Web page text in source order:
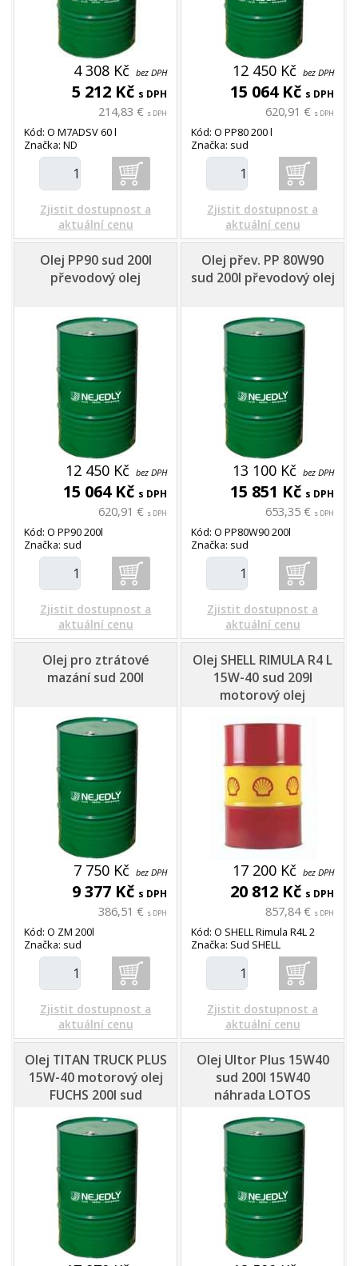
4 308 Kč bez DPH
5 212 Kč s DPH
214,83 € s DPH
Kód: O M7ADSV 60 l
Značka: ND
Zjistit dostupnost a
aktuální cenu
12 450 Kč bez DPH
15 064 Kč s DPH
620,91 € s DPH
Kód: O PP80 200 l
Značka: sud
Zjistit dostupnost a
aktuální cenu
Olej PP90 sud 200l
převodový olej
12 450 Kč bez DPH
15 064 Kč s DPH
620,91 € s DPH
Kód: O PP90 200l
Značka: sud
Zjistit dostupnost a
aktuální cenu
Olej přev. PP 80W90
sud 200l převodový olej
13 100 Kč bez DPH
15 851 Kč s DPH
653,35 € s DPH
Kód: O PP80W90 200l
Značka: sud
Zjistit dostupnost a
aktuální cenu
Olej pro ztrátové
mazání sud 200l
7 750 Kč bez DPH
9 377 Kč s DPH
386,51 € s DPH
Kód: O ZM 200l
Značka: sud
Zjistit dostupnost a
aktuální cenu
Olej SHELL RIMULA R4 L
15W-40 sud 209l
motorový olej
17 200 Kč bez DPH
20 812 Kč s DPH
857,84 € s DPH
Kód: O SHELL Rimula R4L 2
Značka: Sud SHELL
Zjistit dostupnost a
aktuální cenu
Olej TITAN TRUCK PLUS
15W-40 motorový olej
FUCHS 200l sud
Olej Ultor Plus 15W40
sud 200l 15W40
náhrada LOTOS
TURDUS POWER CI-
4,M7ADSV motorový